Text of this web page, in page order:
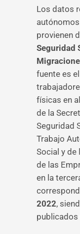
Los datos
provienen
Seguridad
fuente es
físicas en
de la
Seguridad
Trabajo
Social y de
de las
en la
2022,